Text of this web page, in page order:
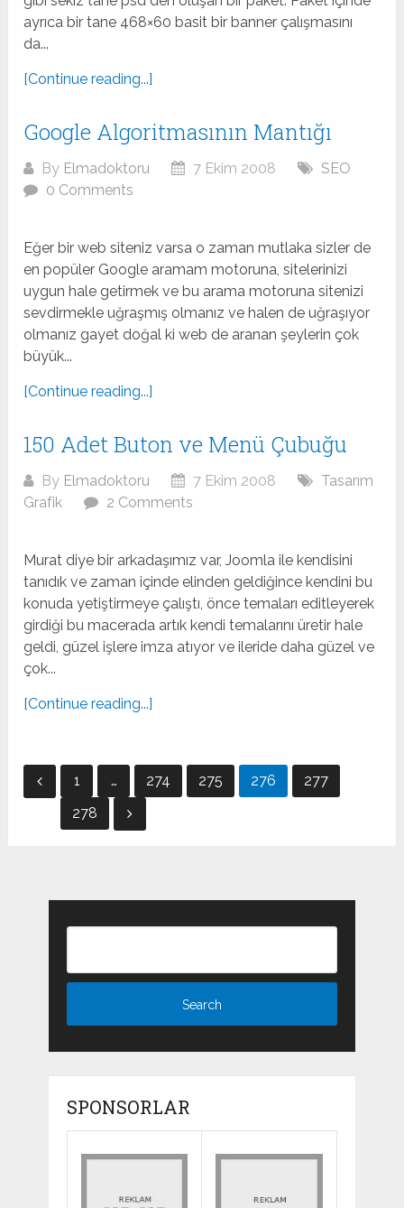
ayrıca bir tane 468×60 basit bir banner çalışmasını
da...
[Continue reading...]
Google Algoritmasının Mantığı
By Elmadoktoru 7 Ekim 2008
SEO
0 Comments
Eğer bir web siteniz varsa o zaman mutlaka sizler de
en popüler Google aramam motoruna, sitelerinizi
uygun hale getirmek ve bu arama motoruna sitenizi
sevdirmekle uğraşmış olmanız ve halen de uğraşıyor
olmanız gayet doğal ki web de aranan şeylerin çok
büyük...
[Continue reading...]
150 Adet Buton ve Menü Çubuğu
By Elmadoktoru 7 Ekim 2008
Tasarım
Grafik
2 Comments
Murat diye bir arkadaşımız var, Joomla ile kendisini
tanıdık ve zaman içinde elinden geldiğince kendini bu
konuda yetiştirmeye çalıştı, önce temaları editleyerek
girdiği bu macerada artık kendi temalarını üretir hale
geldi, güzel işlere imza atıyor ve ileride daha güzel ve
çok...
[Continue reading...]
Posts
pagination
1 … 274 275 276
277
278
SPONSORLAR